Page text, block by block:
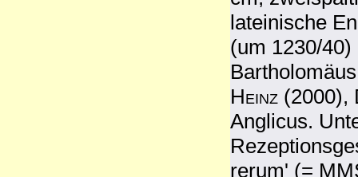
lateinische
(um 1230/
Heinz (2000),
Anglicus.
rerum' (=